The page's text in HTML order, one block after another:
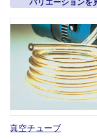
バリエーションを
真空チューブ